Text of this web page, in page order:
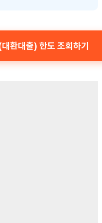
환대출) 한도 조회하기